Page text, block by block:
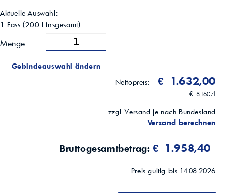
Schaum (24 °C)
TRACES
ASTM D892
Hinweis
Alle technischen Daten sind Richtwerte (typische Werte)
Aktuelle Auswahl:
1 Fass (200 l insgesamt)
Menge:
Gebindeauswahl ändern
Nettopreis:
€ 1.632,00
€ 8,160/l
zzgl. Versand je nach Bundesland
Versand berechnen
Bruttogesamtbetrag: € 1.958,40
Preis gültig bis 14.08.2026